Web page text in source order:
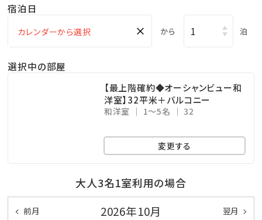
小さなお子様連れのパパママも屋外プールだったら
お楽しみ頂けます♪
※遊泳期間…４月～１０月末迄
マリンスポーツやレジャーで 疲れた身体をのんびり
休めることのできる広々空間。
ここからも美しい海を眺めることができます！
※ご利用時間…06：00～10：00／15：00～24：00
★☆観光情報☆★
宿泊日
× から 泊
選択中の部屋
【最上階確約◆オーシャンビュー和
洋室】32平米＋バルコニー
和洋室 1～5名 32
変更する
大人3名1室利用の場合
前月 2026年10月 翌月